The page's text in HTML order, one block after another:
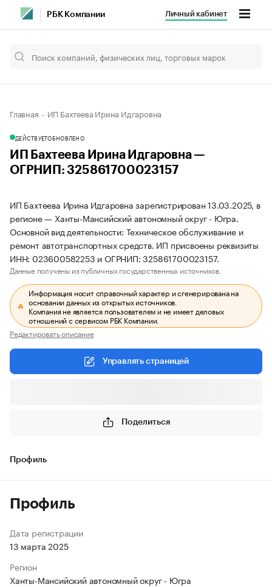
РБК Компании Личный кабинет
Главная ИП Бахтеева Ирина Идгаровна
ДЕЙСТВУЕТОБНОВЛЕНО
ИП Бахтеева Ирина Идгаровна —
ОГРНИП: 325861700023157
ИП Бахтеева Ирина Идгаровна зарегистрирован 13.03.2025, в
регионе — Ханты-Мансийский автономный округ - Югра.
Основной вид деятельности: Техническое обслуживание и
ремонт автотранспортных средств. ИП присвоены реквизиты
ИНН: 023600582253 и ОГРНИП: 325861700023157.
Данные получены из публичных государственных источников.
Информация носит справочный характер и сгенерирована на
основании данных из открытых источников.
Компания не является пользователем и не имеет деловых
отношений с сервисом РБК Компании.
Редактировать описание
Управлять страницей
Поделиться
Профиль
Профиль
Дата регистрации
13 марта 2025
Регион
Ханты-Мансийский автономный округ - Югра